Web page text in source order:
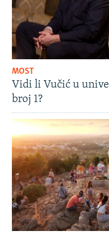
MOST
Vidi li Vučić u
broj 1?